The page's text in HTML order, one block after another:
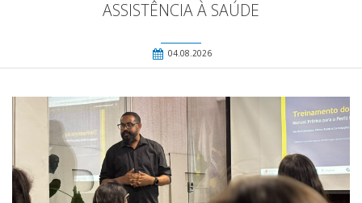
ASSISTÊNCIA À SAÚDE
04.08.2026